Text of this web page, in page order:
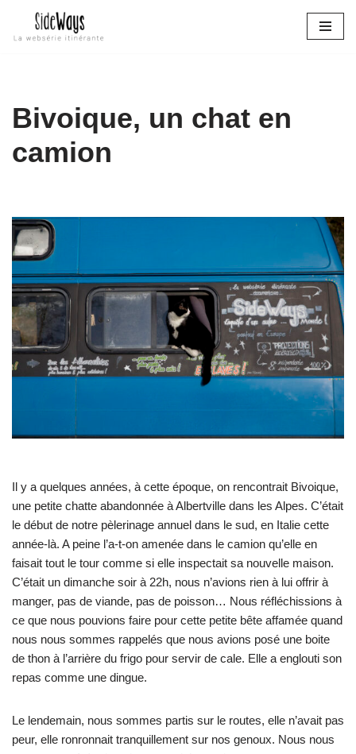
Aller
Bivoique, un chat en
camion
Il y a quelques années, à cette époque, on rencontrait Bivoique,
une petite chatte abandonnée à Albertville dans les Alpes. C’était
le début de notre pèlerinage annuel dans le sud, en Italie cette
année-là. A peine l’a-t-on amenée dans le camion qu’elle en
faisait tout le tour comme si elle inspectait sa nouvelle maison.
C’était un dimanche soir à 22h, nous n’avions rien à lui offrir à
manger, pas de viande, pas de poisson… Nous réfléchissions à
ce que nous pouvions faire pour cette petite bête affamée quand
nous nous sommes rappelés que nous avions posé une boite
de thon à l’arrière du frigo pour servir de cale. Elle a englouti son
repas comme une dingue.
Le lendemain, nous sommes partis sur le routes, elle n’avait pas
peur, elle ronronnait tranquillement sur nos genoux. Nous nous